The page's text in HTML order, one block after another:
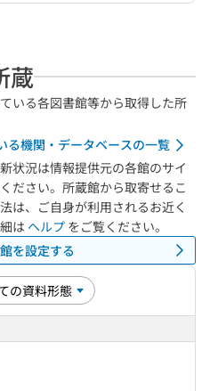
蔵
いる各図書館等から取得した所
る機関・データベースの一覧
状況は情報提供元の各館のサイ
ださい。所蔵館から取寄せるこ
は、ご自身が利用されるお近く
は ヘルプ をご覧ください。
を設定する